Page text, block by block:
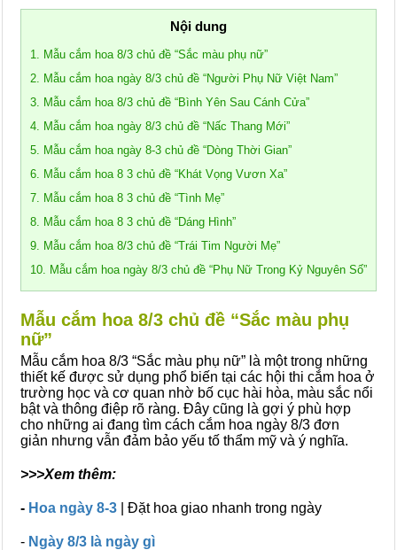
Nội dung
1. Mẫu cắm hoa 8/3 chủ đề “Sắc màu phụ nữ”
2. Mẫu cắm hoa ngày 8/3 chủ đề “Người Phụ Nữ Việt Nam”
3. Mẫu cắm hoa 8/3 chủ đề “Bình Yên Sau Cánh Cửa”
4. Mẫu cắm hoa ngày 8/3 chủ đề “Nấc Thang Mới”
5. Mẫu cắm hoa ngày 8-3 chủ đề “Dòng Thời Gian”
6. Mẫu cắm hoa 8 3 chủ đề “Khát Vọng Vươn Xa”
7. Mẫu cắm hoa 8 3 chủ đề “Tình Mẹ”
8. Mẫu cắm hoa 8 3 chủ đề “Dáng Hình”
9. Mẫu cắm hoa 8/3 chủ đề “Trái Tim Người Mẹ”
10. Mẫu cắm hoa ngày 8/3 chủ đề “Phụ Nữ Trong Kỷ Nguyên Số”
Mẫu cắm hoa 8/3 chủ đề “Sắc màu phụ
nữ”
Mẫu cắm hoa 8/3 “Sắc màu phụ nữ” là một trong những
thiết kế được sử dụng phổ biến tại các hội thi cắm hoa ở
trường học và cơ quan nhờ bố cục hài hòa, màu sắc nổi
bật và thông điệp rõ ràng. Đây cũng là gợi ý phù hợp
cho những ai đang tìm cách cắm hoa ngày 8/3 đơn
giản nhưng vẫn đảm bảo yếu tố thẩm mỹ và ý nghĩa.
>>>Xem thêm:
- Hoa ngày 8-3 Đặt hoa giao nhanh trong ngày
- Ngày 8/3 là ngày gì